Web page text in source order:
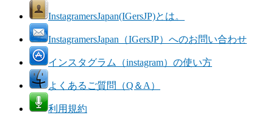
InstagramersJapan(IGersJP)とは。
InstagramersJapan（IGersJP）へのお問い合わせ
インスタグラム（instagram）の使い方
よくあるご質問（Q＆A）
利用規約